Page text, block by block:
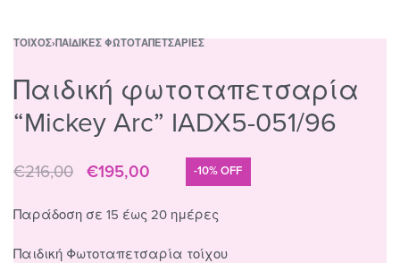
ΤΟΊΧΟΣ› ΠΑΙΔΙΚΈΣ ΦΩΤΟΤΑΠΕΤΣΑΡΊΕΣ
Παιδική φωτοταπετσαρία
“Mickey Arc” IADX5-051/96
€216,00 €195,00 -10% OFF
Παράδοση σε 15 έως 20 ημέρες
Παιδική Φωτοταπετσαρία τοίχου